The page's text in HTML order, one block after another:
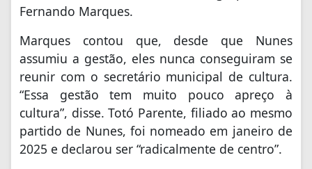
Fernando Marques.
Marques contou que, desde que Nunes
assumiu a gestão, eles nunca conseguiram se
reunir com o secretário municipal de cultura.
“Essa gestão tem muito pouco apreço à
cultura”, disse. Totó Parente, filiado ao mesmo
partido de Nunes, foi nomeado em janeiro de
2025 e declarou ser “radicalmente de centro”.